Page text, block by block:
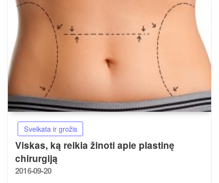
Sveikata ir grožis
Viskas, ką reikia žinoti apie plastinę
chirurgiją
Posted
2016-09-20